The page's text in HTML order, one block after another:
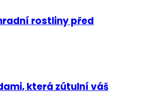
rostliny před
která zútulní váš